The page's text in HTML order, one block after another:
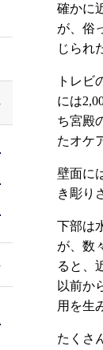
確かに
が、俗
じられ
トレビ
には
ち宮殿
たオケ
壁面に
き彫り
下部は
が、数
ると、
以前か
用を生
たくさ